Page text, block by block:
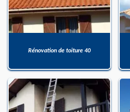
Rénovation de toiture 40